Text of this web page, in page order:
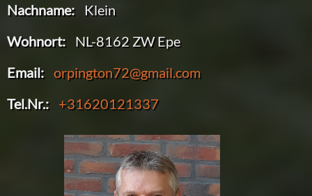
Nachname: Klein
Wohnort: NL-8162 ZW Epe
Email: orpington72@gmail.com
Tel.Nr.: +31620121337